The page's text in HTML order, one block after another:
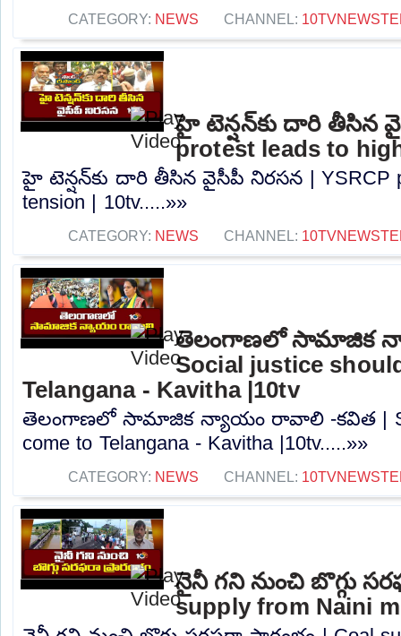
CATEGORY: NEWS CHANNEL:
హై టెన్షన్‌కు దారి తీసిన
protest leads to
హై టెన్షన్‌కు దారి తీసిన వైసీపీ నిరసన | YSRCP
tension | 10tv.....»»
CATEGORY: NEWS CHANNEL:
తెలంగాణలో సామాజిక
Social justice
Telangana - Kavitha |10tv
తెలంగాణలో సామాజిక న్యాయం రావాలి -కవిత |
come to Telangana - Kavitha |10tv.....»»
CATEGORY: NEWS CHANNEL:
నైనీ గని నుంచి బొగ్గు
supply from Naini